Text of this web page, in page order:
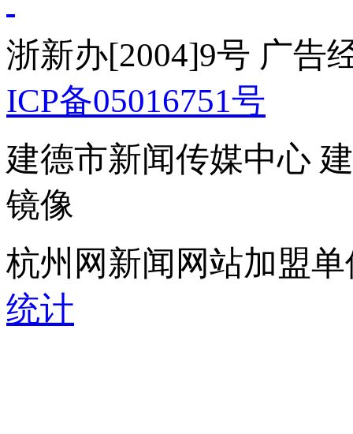
浙新办[2004]9号 广告
ICP备05016751号
建德市新闻传媒中心
镜像
杭州网新闻网站加盟
统计